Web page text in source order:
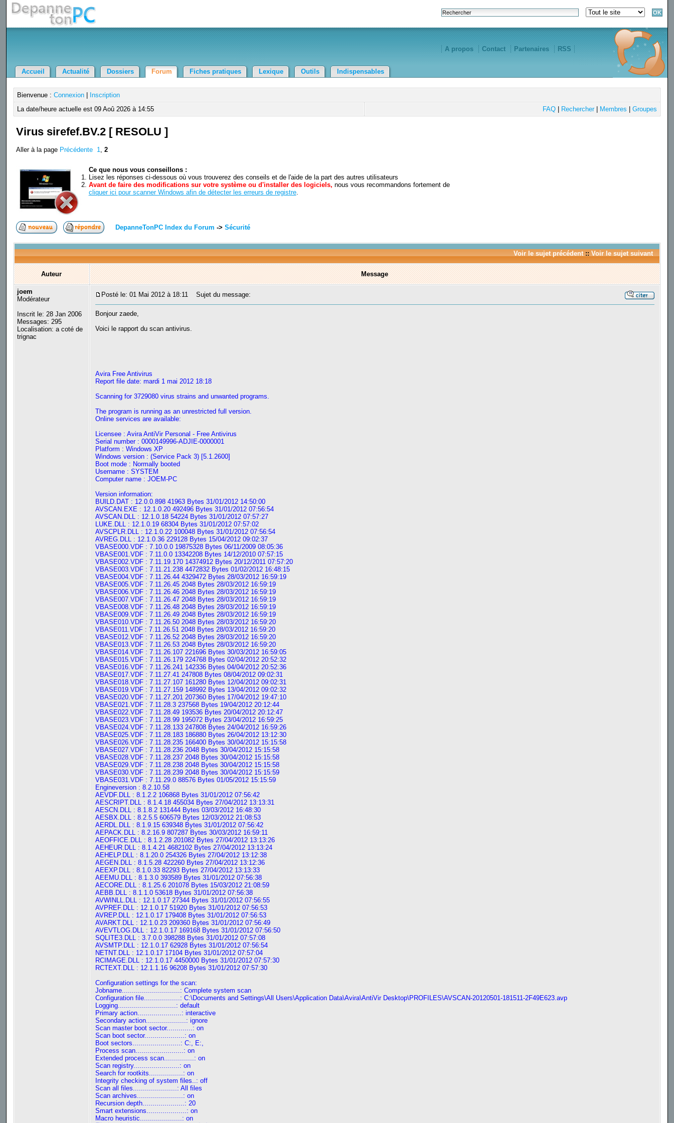
A propos Contact Partenaires RSS
Accueil Actualité Dossiers Forum Fiches pratiques Lexique Outils Indispensables
Bienvenue : Connexion|
Inscription
La date/heure actuelle est 09 Aoû 2026 à 14:55
FAQ| Rechercher| Membres Groupes
Virus sirefef.BV.2 [ RESOLU ]
Aller à la page Précédente 1, 2
Ce que nous vous conseillons :
Lisez les réponses ci-dessous où vous trouverez des conseils et de l'aide de la part des autres utilisateurs
Avant de faire des modifications sur votre système ou d'installer des logiciels, nous vous recommandons fortement de
cliquer ici pour scanner Windows afin de détecter les erreurs de registre.
DepanneTonPC Index du Forum -> Sécurité
Voir le sujet précédent:: Voir le sujet suivant
Auteur Message
joem
Modérateur
Inscrit le: 28 Jan 2006
Messages: 295
Localisation: a coté de
trignac
Posté le: 01 Mai 2012 à 18:11 Sujet du message:
Bonjour zaede,
Voici le rapport du scan antivirus.
Avira Free Antivirus
Report file date: mardi 1 mai 2012 18:18
Scanning for 3729080 virus strains and unwanted programs.
The program is running as an unrestricted full version.
Online services are available:
Licensee : Avira AntiVir Personal - Free Antivirus
Serial number : 0000149996-ADJIE-0000001
Platform : Windows XP
Windows version : (Service Pack 3) [5.1.2600]
Boot mode : Normally booted
Username : SYSTEM
Computer name : JOEM-PC
Version information:
BUILD.DAT : 12.0.0.898 41963 Bytes 31/01/2012 14:50:00
AVSCAN.EXE : 12.1.0.20 492496 Bytes 31/01/2012 07:56:54
AVSCAN.DLL : 12.1.0.18 54224 Bytes 31/01/2012 07:57:27
LUKE.DLL : 12.1.0.19 68304 Bytes 31/01/2012 07:57:02
AVSCPLR.DLL : 12.1.0.22 100048 Bytes 31/01/2012 07:56:54
AVREG.DLL : 12.1.0.36 229128 Bytes 15/04/2012 09:02:37
VBASE000.VDF : 7.10.0.0 19875328 Bytes 06/11/2009 08:05:36
VBASE001.VDF : 7.11.0.0 13342208 Bytes 14/12/2010 07:57:15
VBASE002.VDF : 7.11.19.170 14374912 Bytes 20/12/2011 07:57:20
VBASE003.VDF : 7.11.21.238 4472832 Bytes 01/02/2012 16:48:15
VBASE004.VDF : 7.11.26.44 4329472 Bytes 28/03/2012 16:59:19
VBASE005.VDF : 7.11.26.45 2048 Bytes 28/03/2012 16:59:19
VBASE006.VDF : 7.11.26.46 2048 Bytes 28/03/2012 16:59:19
VBASE007.VDF : 7.11.26.47 2048 Bytes 28/03/2012 16:59:19
VBASE008.VDF : 7.11.26.48 2048 Bytes 28/03/2012 16:59:19
VBASE009.VDF : 7.11.26.49 2048 Bytes 28/03/2012 16:59:19
VBASE010.VDF : 7.11.26.50 2048 Bytes 28/03/2012 16:59:20
VBASE011.VDF : 7.11.26.51 2048 Bytes 28/03/2012 16:59:20
VBASE012.VDF : 7.11.26.52 2048 Bytes 28/03/2012 16:59:20
VBASE013.VDF : 7.11.26.53 2048 Bytes 28/03/2012 16:59:20
VBASE014.VDF : 7.11.26.107 221696 Bytes 30/03/2012 16:59:05
VBASE015.VDF : 7.11.26.179 224768 Bytes 02/04/2012 20:52:32
VBASE016.VDF : 7.11.26.241 142336 Bytes 04/04/2012 20:52:36
VBASE017.VDF : 7.11.27.41 247808 Bytes 08/04/2012 09:02:31
VBASE018.VDF : 7.11.27.107 161280 Bytes 12/04/2012 09:02:31
VBASE019.VDF : 7.11.27.159 148992 Bytes 13/04/2012 09:02:32
VBASE020.VDF : 7.11.27.201 207360 Bytes 17/04/2012 19:47:10
VBASE021.VDF : 7.11.28.3 237568 Bytes 19/04/2012 20:12:44
VBASE022.VDF : 7.11.28.49 193536 Bytes 20/04/2012 20:12:47
VBASE023.VDF : 7.11.28.99 195072 Bytes 23/04/2012 16:59:25
VBASE024.VDF : 7.11.28.133 247808 Bytes 24/04/2012 16:59:26
VBASE025.VDF : 7.11.28.183 186880 Bytes 26/04/2012 13:12:30
VBASE026.VDF : 7.11.28.235 166400 Bytes 30/04/2012 15:15:58
VBASE027.VDF : 7.11.28.236 2048 Bytes 30/04/2012 15:15:58
VBASE028.VDF : 7.11.28.237 2048 Bytes 30/04/2012 15:15:58
VBASE029.VDF : 7.11.28.238 2048 Bytes 30/04/2012 15:15:58
VBASE030.VDF : 7.11.28.239 2048 Bytes 30/04/2012 15:15:59
VBASE031.VDF : 7.11.29.0 88576 Bytes 01/05/2012 15:15:59
Engineversion : 8.2.10.58
AEVDF.DLL : 8.1.2.2 106868 Bytes 31/01/2012 07:56:42
AESCRIPT.DLL : 8.1.4.18 455034 Bytes 27/04/2012 13:13:31
AESCN.DLL : 8.1.8.2 131444 Bytes 03/03/2012 16:48:30
AESBX.DLL : 8.2.5.5 606579 Bytes 12/03/2012 21:08:53
AERDL.DLL : 8.1.9.15 639348 Bytes 31/01/2012 07:56:42
AEPACK.DLL : 8.2.16.9 807287 Bytes 30/03/2012 16:59:11
AEOFFICE.DLL : 8.1.2.28 201082 Bytes 27/04/2012 13:13:26
AEHEUR.DLL : 8.1.4.21 4682102 Bytes 27/04/2012 13:13:24
AEHELP.DLL : 8.1.20.0 254326 Bytes 27/04/2012 13:12:38
AEGEN.DLL : 8.1.5.28 422260 Bytes 27/04/2012 13:12:36
AEEXP.DLL : 8.1.0.33 82293 Bytes 27/04/2012 13:13:33
AEEMU.DLL : 8.1.3.0 393589 Bytes 31/01/2012 07:56:38
AECORE.DLL : 8.1.25.6 201078 Bytes 15/03/2012 21:08:59
AEBB.DLL : 8.1.1.0 53618 Bytes 31/01/2012 07:56:38
AVWINLL.DLL : 12.1.0.17 27344 Bytes 31/01/2012 07:56:55
AVPREF.DLL : 12.1.0.17 51920 Bytes 31/01/2012 07:56:53
AVREP.DLL : 12.1.0.17 179408 Bytes 31/01/2012 07:56:53
AVARKT.DLL : 12.1.0.23 209360 Bytes 31/01/2012 07:56:49
AVEVTLOG.DLL : 12.1.0.17 169168 Bytes 31/01/2012 07:56:50
SQLITE3.DLL : 3.7.0.0 398288 Bytes 31/01/2012 07:57:08
AVSMTP.DLL : 12.1.0.17 62928 Bytes 31/01/2012 07:56:54
NETNT.DLL : 12.1.0.17 17104 Bytes 31/01/2012 07:57:04
RCIMAGE.DLL : 12.1.0.17 4450000 Bytes 31/01/2012 07:57:30
RCTEXT.DLL : 12.1.1.16 96208 Bytes 31/01/2012 07:57:30
Configuration settings for the scan:
Jobname.............................: Complete system scan
Configuration file..................: C:\Documents and Settings\All Users\Application Data\Avira\AntiVir Desktop\PROFILES\AVSCAN-20120501-181511-2F49E623.avp
Logging.............................: default
Primary action......................: interactive
Secondary action....................: ignore
Scan master boot sector.............: on
Scan boot sector....................: on
Boot sectors........................: C:, E:,
Process scan........................: on
Extended process scan...............: on
Scan registry.......................: on
Search for rootkits.................: on
Integrity checking of system files..: off
Scan all files......................: All files
Scan archives.......................: on
Recursion depth.....................: 20
Smart extensions....................: on
Macro heuristic.....................: on